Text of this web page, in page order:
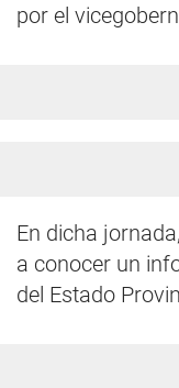
por el
En dicha
a conocer un
del Estado